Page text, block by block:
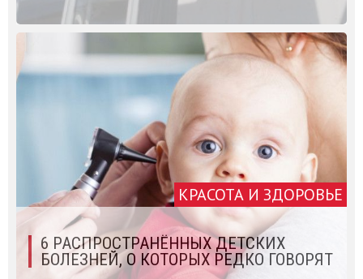
КРАСОТА И ЗДОРОВЬЕ
6 РАСПРОСТРАНЁННЫХ ДЕТСКИХ
БОЛЕЗНЕЙ, О КОТОРЫХ РЕДКО ГОВОРЯТ